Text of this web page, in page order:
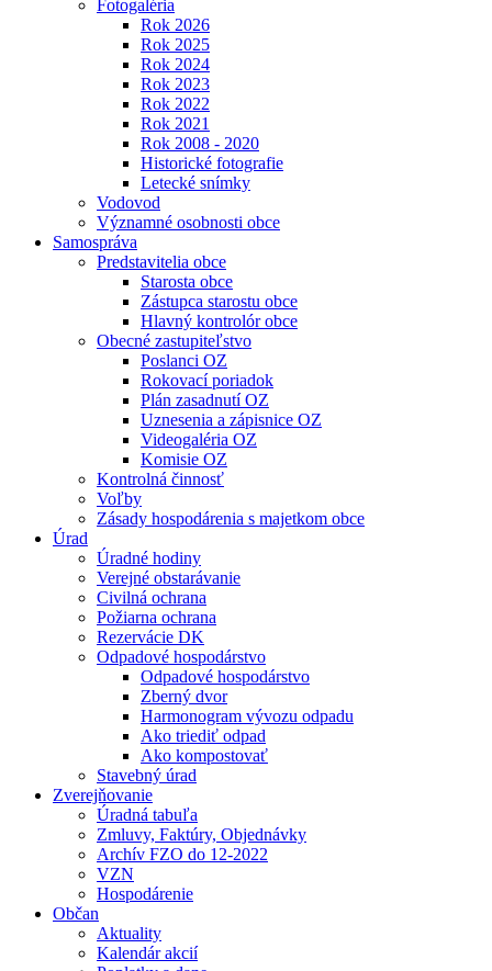
Fotogaléria
Rok 2026
Rok 2025
Rok 2024
Rok 2023
Rok 2022
Rok 2021
Rok 2008 - 2020
Historické fotografie
Letecké snímky
Vodovod
Významné osobnosti obce
Samospráva
Predstavitelia obce
Starosta obce
Zástupca starostu obce
Hlavný kontrolór obce
Obecné zastupiteľstvo
Poslanci OZ
Rokovací poriadok
Plán zasadnutí OZ
Uznesenia a zápisnice OZ
Videogaléria OZ
Komisie OZ
Kontrolná činnosť
Voľby
Zásady hospodárenia s majetkom obce
Úrad
Úradné hodiny
Verejné obstarávanie
Civilná ochrana
Požiarna ochrana
Rezervácie DK
Odpadové hospodárstvo
Odpadové hospodárstvo
Zberný dvor
Harmonogram vývozu odpadu
Ako triediť odpad
Ako kompostovať
Stavebný úrad
Zverejňovanie
Úradná tabuľa
Zmluvy, Faktúry, Objednávky
Archív FZO do 12-2022
VZN
Hospodárenie
Občan
Aktuality
Kalendár akcií